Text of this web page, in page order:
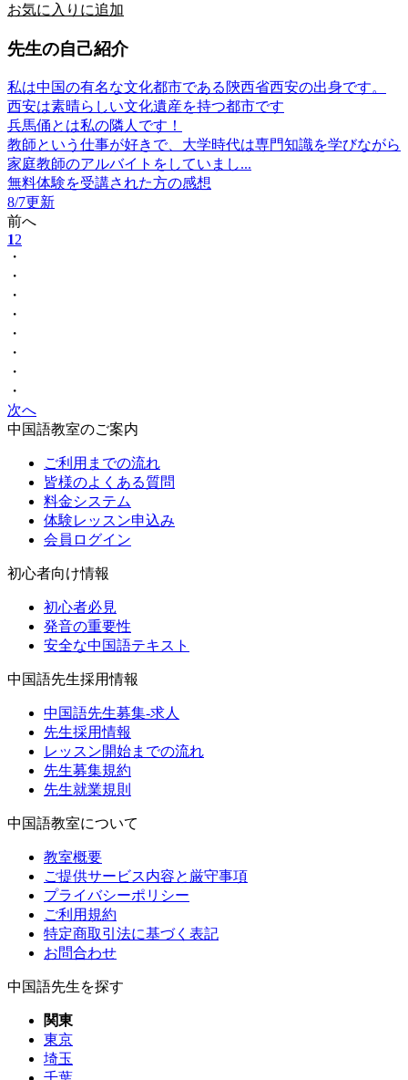
お気に入りに追加
先生の自己紹介
私は中国の有名な文化都市である陝西省西安の出身です。
西安は素晴らしい文化遺産を持つ都市です
兵馬俑とは私の隣人です！
教師という仕事が好きで、大学時代は専門知識を学びながら
家庭教師のアルバイトをしていまし...
無料体験を受講された方の感想
8/7更新
前へ
12
・
・
・
・
・
・
・
・
次へ
中国語教室のご案内
ご利用までの流れ
皆様のよくある質問
料金システム
体験レッスン申込み
会員ログイン
初心者向け情報
初心者必見
発音の重要性
安全な中国語テキスト
中国語先生採用情報
中国語先生募集-求人
先生採用情報
レッスン開始までの流れ
先生募集規約
先生就業規則
中国語教室について
教室概要
ご提供サービス内容と厳守事項
プライバシーポリシー
ご利用規約
特定商取引法に基づく表記
お問合わせ
中国語先生を探す
関東
東京
埼玉